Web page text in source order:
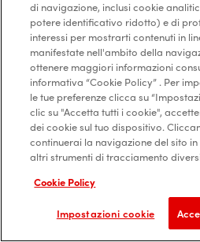
orale con
L’igiene orale
fondamentale
quotidiana di
Scopri i segreti per
nostra
di navigazione, inclusi cookie
potere identificativo ridotto) e di
interessi per mostrarti contenuti in
manifestate nell'ambito della
ottenere maggiori informazioni
informativa “Cookie Policy” . Per
le tue preferenze clicca su
clic su "Accetta tutti i cookie",
dei cookie sul tuo dispositivo.
continuerai la navigazione del sito
altri strumenti di tracciamento
Cookie Policy
Impostazioni cookie